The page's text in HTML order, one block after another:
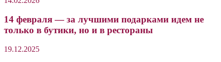
14 февраля — за лучшими подарками идем не
только в бутики, но и в рестораны
19.12.2025